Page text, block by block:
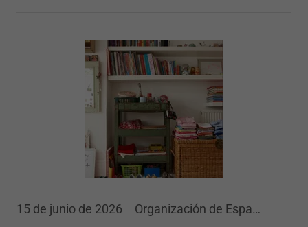
15 de junio de 2026 Organización de Espacios